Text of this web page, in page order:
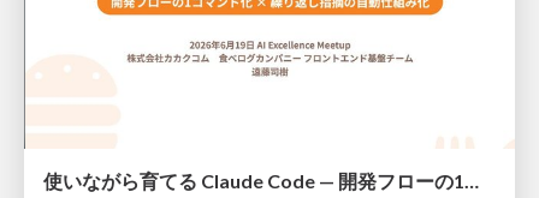
使いながら育てる Claude Code — 開発フローの1コマンド化 × 繰り返し指摘の自動仕組み化